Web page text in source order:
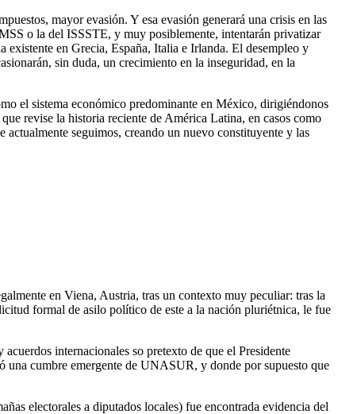
mayor evasión. Y esa evasión generará una crisis en las
o la del ISSSTE, y muy posiblemente, intentarán privatizar
en Grecia, España, Italia e Irlanda. El desempleo y
sin duda, un crecimiento en la inseguridad, en la
el sistema económico predominante en México, dirigiéndonos
revise la historia reciente de América Latina, en casos como
seguimos, creando un nuevo constituyente y las
en Viena, Austria, tras un contexto muy peculiar: tras la
formal de asilo político de este a la nación pluriétnica, le fue
internacionales so pretexto de que el Presidente
una cumbre emergente de UNASUR, y donde por supuesto que
electorales a diputados locales) fue encontrada evidencia del